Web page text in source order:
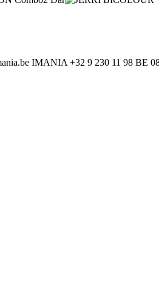
IMANIA +32 9 230 11 98 BE